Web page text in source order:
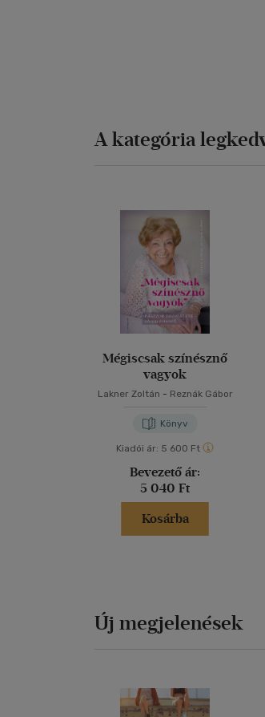
A kategória
Mégiscsak színésznő
vagyok
Lakner Zoltán - Reznák Gábor
Könyv
Kiadói ár: 5 600 Ft
Bevezető ár:
5 040 Ft
Kosárba
Új megjelenések